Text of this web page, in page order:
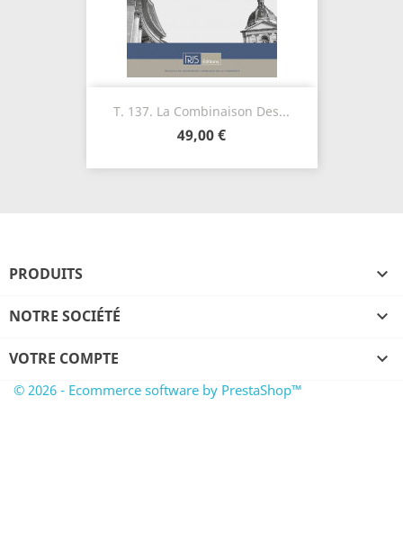
T. 137. La Combinaison Des...
49,00 €
PRODUITS 
NOTRE SOCIÉTÉ 
VOTRE COMPTE 
© 2026 - Ecommerce software by PrestaShop™